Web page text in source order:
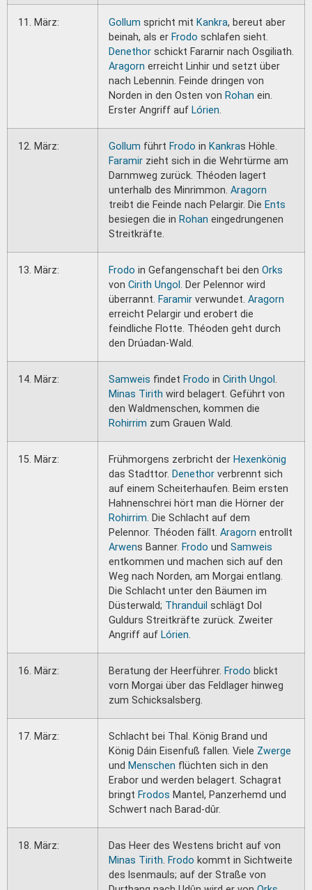
11. März: Gollum spricht mit Kankra, bereut aber
beinah, als er Frodo schlafen sieht.
Denethor schickt Fararnir nach Osgiliath.
Aragorn erreicht Linhir und setzt über
nach Lebennin. Feinde dringen von
Norden in den Osten von Rohan ein.
Erster Angriff auf Lórien.
12. März: Gollum führt Frodo in Kankras Höhle.
Faramir zieht sich in die Wehrtürme am
Darnmweg zurück. Théoden lagert
unterhalb des Minrimmon. Aragorn
treibt die Feinde nach Pelargir. Die Ents
besiegen die in Rohan eingedrungenen
Streitkräfte.
13. März: Frodo in Gefangenschaft bei den Orks
von Cirith Ungol . Der Pelennor wird
überrannt. Faramir verwundet. Aragorn
erreicht Pelargir und erobert die
feindliche Flotte. Théoden geht durch
den Drúadan-Wald.
14. März: Samweis findet Frodo in Cirith Ungol .
Minas Tirith wird belagert. Geführt von
den Waldmenschen, kommen die
Rohirrim zum Grauen Wald.
15. März: Frühmorgens zerbricht der Hexenkönig
das Stadttor. Denethor verbrennt sich
auf einem Scheiterhaufen. Beim ersten
Hahnenschrei hört man die Hörner der
Rohirrim. Die Schlacht auf dem
Pelennor. Théoden fällt. Aragorn entrollt
Arwens Banner. Frodo und Samweis
entkommen und machen sich auf den
Weg nach Norden, am Morgai entlang.
Die Schlacht unter den Bäumen im
Düsterwald; Thranduil schlägt Dol
Guldurs Streitkräfte zurück. Zweiter
Angriff auf Lórien.
16. März: Beratung der Heerführer. Frodo blickt
vorn Morgai über das Feldlager hinweg
zum Schicksalsberg.
17. März:
Schlacht bei Thal. König Brand und
König Dáin Eisenfuß fallen. Viele Zwerge
und Menschen flüchten sich in den
Erabor und werden belagert. Schagrat
bringt Frodos Mantel, Panzerhemd und
Schwert nach Barad-dûr.
18. März:
Das Heer des Westens bricht auf von
Minas Tirith. Frodo kommt in Sichtweite
des lsenmauls; auf der Straße von